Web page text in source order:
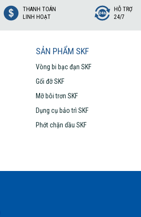
THANH TOÁN
LINH HOẠT
HỖ TRỢ
24/7
SẢN PHẨM SKF
Vòng bi bạc đạn SKF
Gối đỡ SKF
Mỡ bôi trơn SKF
Dụng cụ bảo trì SKF
Phớt chặn dầu SKF